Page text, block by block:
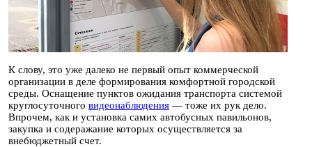
К слову, это уже далеко не первый опыт коммерческой
организации в деле формирования комфортной городской
среды. Оснащение пунктов ожидания транспорта системой
круглосуточного видеонаблюдения — тоже их рук дело.
Впрочем, как и установка самих автобусных павильонов,
закупка и содеражание которых осуществляется за
внебюджетный счет.